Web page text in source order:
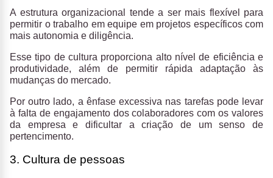
A estrutura organizacional tende a ser mais flexível para
permitir o trabalho em equipe em projetos específicos com
mais autonomia e diligência.
Esse tipo de cultura proporciona alto nível de eficiência e
produtividade, além de permitir rápida adaptação às
mudanças do mercado.
Por outro lado, a ênfase excessiva nas tarefas pode levar
à falta de engajamento dos colaboradores com os valores
da empresa e dificultar a criação de um senso de
pertencimento.
3. Cultura de pessoas